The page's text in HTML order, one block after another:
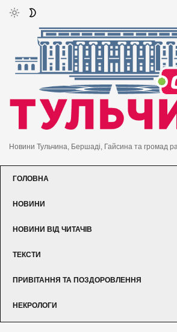
Новини Тульчина, Бершаді, Гайсина та громад
ГОЛОВНА
НОВИНИ
НОВИНИ ВІД ЧИТАЧІВ
ТЕКСТИ
ПРИВІТАННЯ ТА ПОЗДОРОВЛЕННЯ
НЕКРОЛОГИ